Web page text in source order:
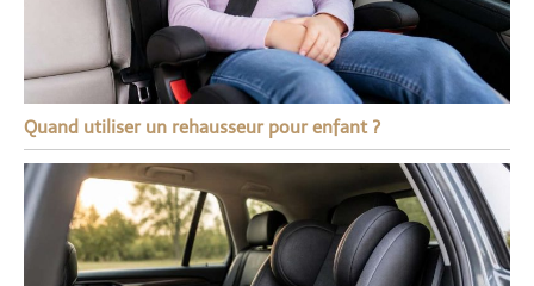
Quand utiliser un rehausseur pour enfant ?